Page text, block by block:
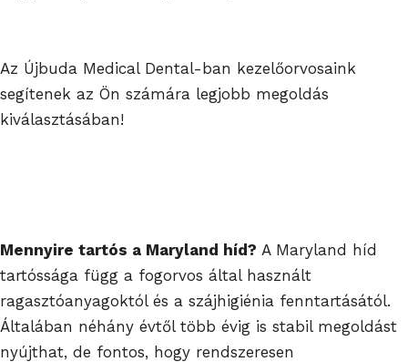
Az Újbuda Medical Dental-ban kezelőorvosaink
segítenek az Ön számára legjobb megoldás
kiválasztásában!
Mennyire tartós a Maryland híd? A Maryland híd
tartóssága függ a fogorvos által használt
ragasztóanyagoktól és a szájhigiénia fenntartásától.
Általában néhány évtől több évig is stabil megoldást
nyújthat, de fontos, hogy rendszeresen